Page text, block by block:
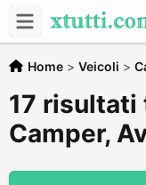
Home > Veicoli >
17 risultati
Camper,